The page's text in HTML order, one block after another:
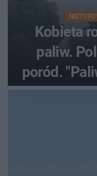
Kobieta
paliw.
poród.